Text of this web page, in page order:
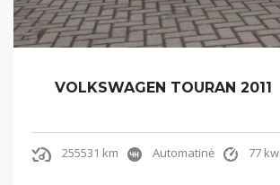
VOLKSWAGEN TOURAN 2011
255531 km Automatinė 77 kw